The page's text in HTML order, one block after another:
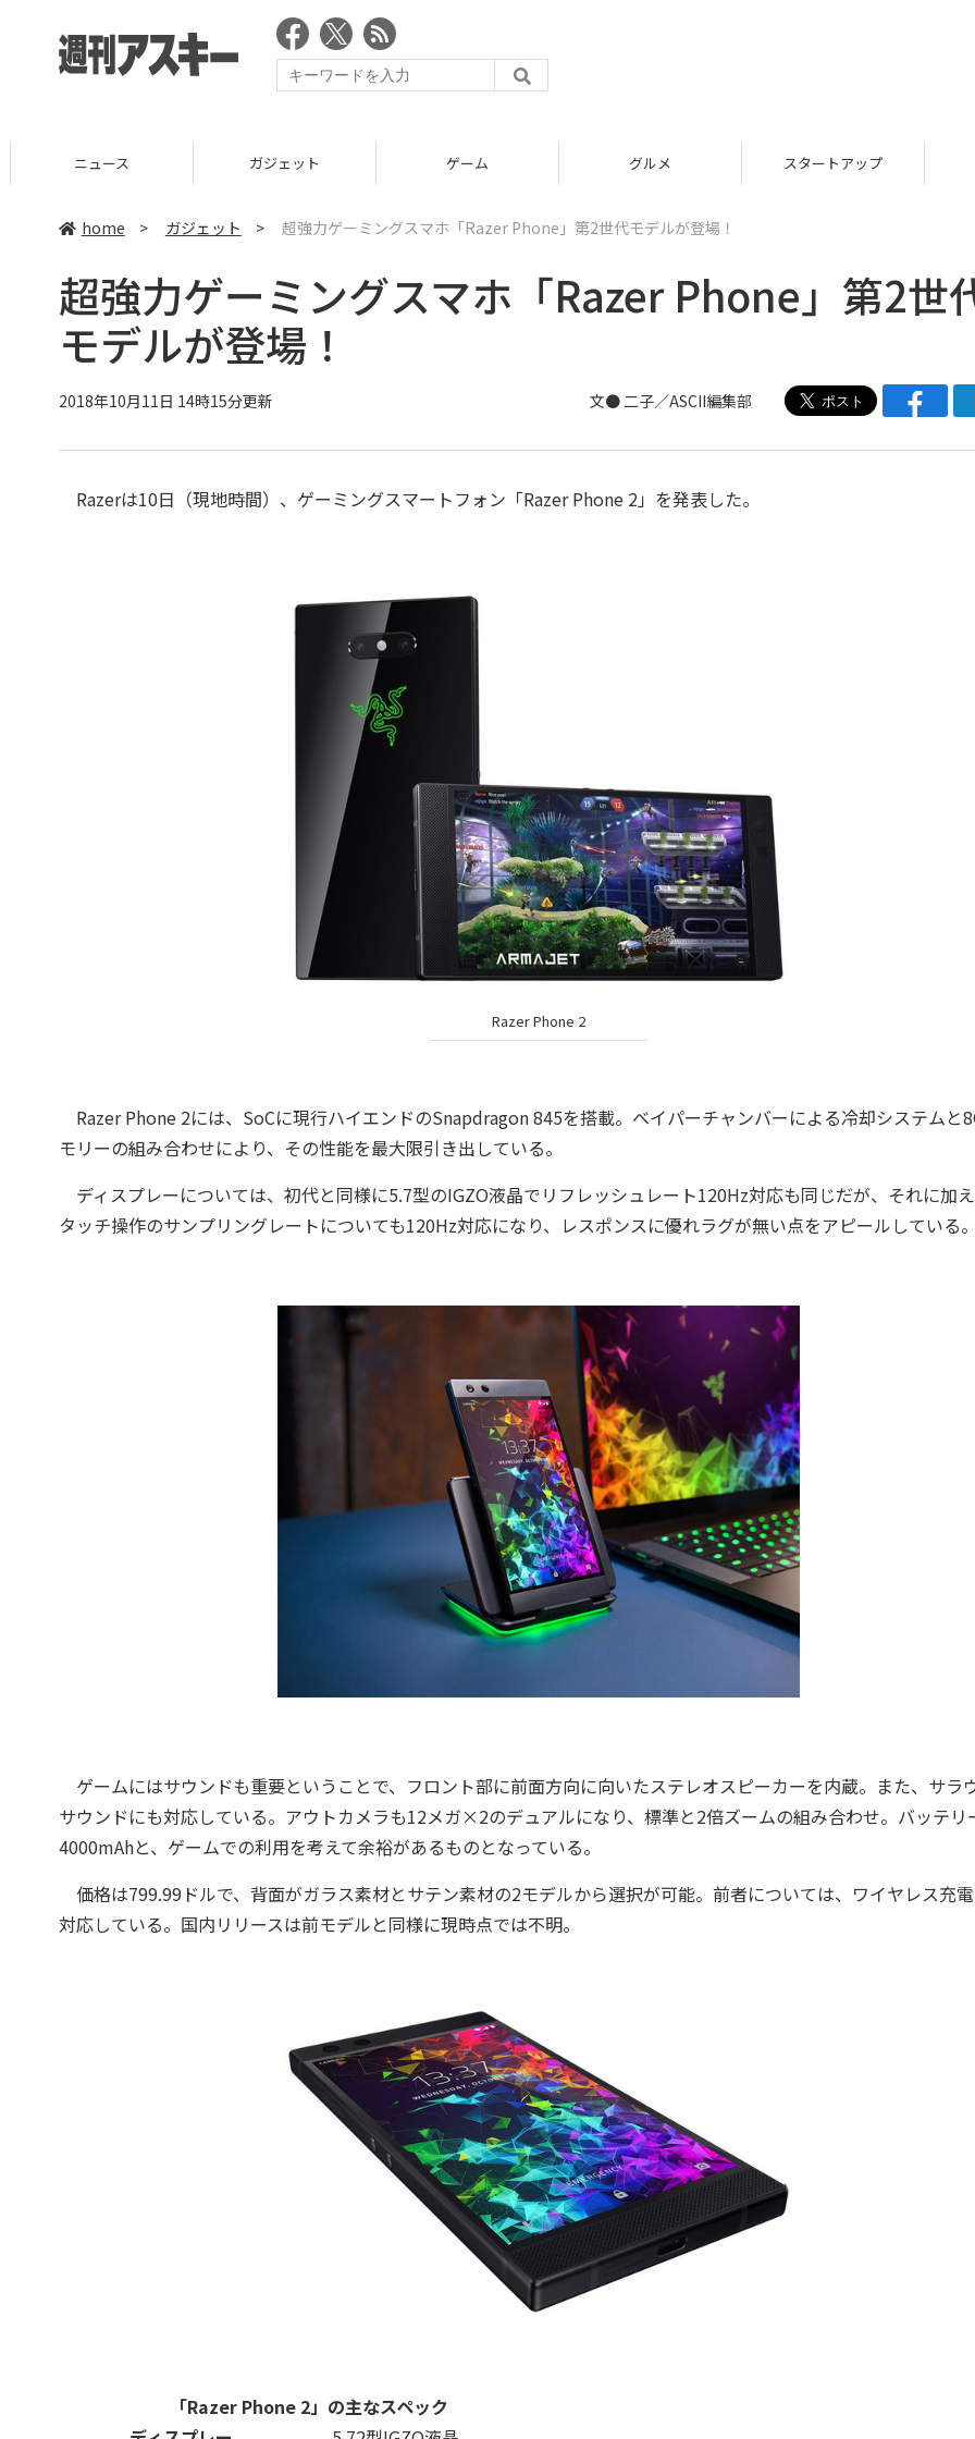
ニュース ガジェット ゲーム グルメ スタートアップ
home > ガジェット > 超強力ゲーミングスマホ「Razer Phone」第2世代モデルが登場！
超強力ゲーミングスマホ「Razer Phone」第2世
モデルが登場！
2018年10月11日 14時15分更新 文● 二子／ASCII編集部
Razerは10日（現地時間）、ゲーミングスマートフォン「Razer Phone 2」を発表した。
Razer Phone 2
Razer Phone 2には、SoCに現行ハイエンドのSnapdragon 845を搭載。ベイパーチャンバーによる冷却システムと
モリーの組み合わせにより、その性能を最大限引き出している。
ディスプレーについては、初代と同様に5.7型のIGZO液晶でリフレッシュレート120Hz対応も同じだが、それに加え
タッチ操作のサンプリングレートについても120Hz対応になり、レスポンスに優れラグが無い点をアピールしている。
ゲームにはサウンドも重要ということで、フロント部に前面方向に向いたステレオスピーカーを内蔵。また、サラ
サウンドにも対応している。アウトカメラも12メガ×2のデュアルになり、標準と2倍ズームの組み合わせ。バッテリ
4000mAhと、ゲームでの利用を考えて余裕があるものとなっている。
価格は799.99ドルで、背面がガラス素材とサテン素材の2モデルから選択が可能。前者については、ワイヤレス充
対応している。国内リリースは前モデルと同様に現時点では不明。
「Razer Phone 2」の主なスペック